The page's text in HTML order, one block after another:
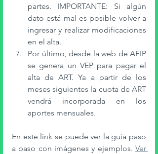
partes. IMPORTANTE: Si algún
dato está mal es posible volver a
ingresar y realizar modificaciones
en el alta.
Por último, desde la web de AFIP
se genera un VEP para pagar el
alta de ART. Ya a partir de los
meses siguientes la cuota de ART
vendrá incorporada en los
aportes mensuales.
En este link se puede ver la guía paso
a paso con imágenes y ejemplos. Ver